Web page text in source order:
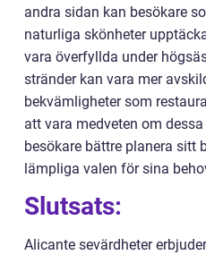
andra sidan kan besökare
naturliga skönheter
vara överfyllda under
stränder kan vara mer
bekvämligheter som
att vara medveten om
besökare bättre planera sitt
lämpliga valen för sina
Slutsats:
Alicante sevärdheter